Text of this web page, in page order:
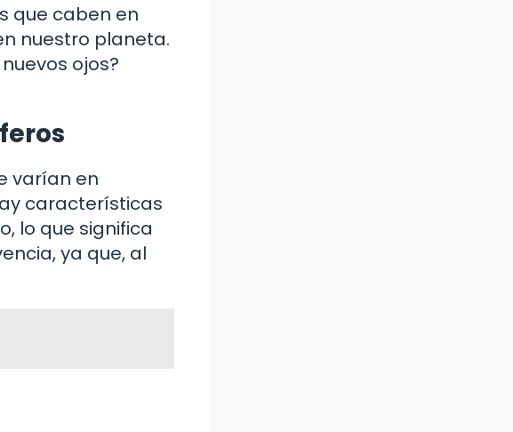
que caben en
nuestro planeta.
ojos?
varían en
características
lo que significa
ya que, al